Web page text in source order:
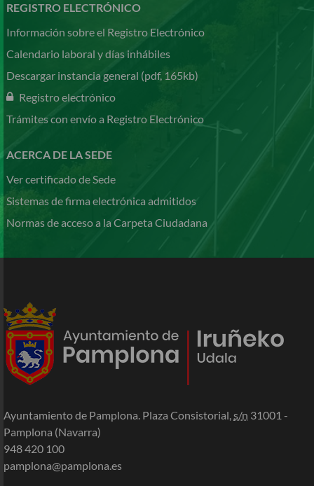
REGISTRO ELECTRÓNICO
Información sobre el Registro Electrónico
Calendario laboral y días inhábiles
Descargar instancia general (pdf, 165kb)
Registro electrónico
Trámites con envío a Registro Electrónico
ACERCA DE LA SEDE
Ver certificado de Sede
Sistemas de firma electrónica admitidos
Normas de acceso a la Carpeta Ciudadana
Ayuntamiento de Pamplona. Plaza Consistorial,s/n 31001 -
Pamplona (Navarra)
948 420 100
pamplona@pamplona.es